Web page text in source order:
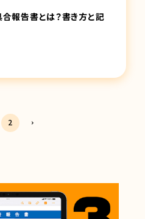
合報告書とは？書き方と記
2 ⌃